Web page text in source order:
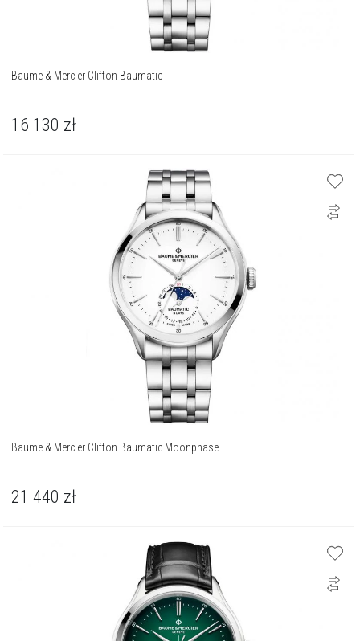
Baume & Mercier Clifton Baumatic
16 130 zł
Baume & Mercier Clifton Baumatic Moonphase
21 440 zł